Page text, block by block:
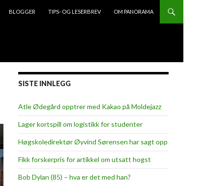
BLOGGER TIPS- OG LESERBREV OM PANORAMA
SISTE INNLEGG
Atle Ødegård opptrer med Kakao på Moldejazz
Lager kortspill om logistikk for studenter
Høgskoledirektør Øyvind Sørensen har sagt opp
Fikk forskerpris for artikkel om utsatt hogst
Bob Dylan (85) – hva er det med han?